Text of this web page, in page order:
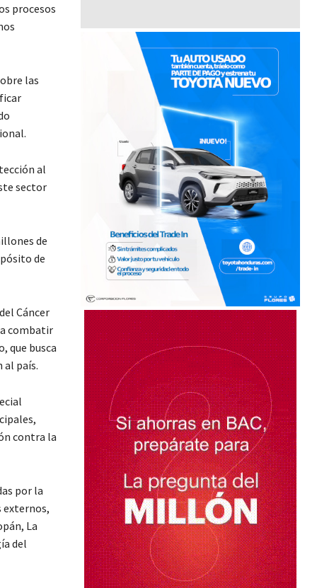
procesos
las
al
sector
de
de
Cáncer
combatir
que busca
país.
contra la
por la
externos,
La
del